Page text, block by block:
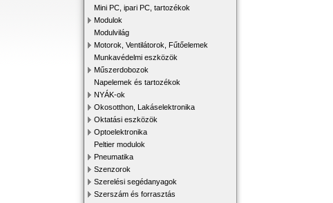
Mini PC, ipari PC, tartozékok
Modulok
Modulvilág
Motorok, Ventilátorok, Fűtőelemek
Munkavédelmi eszközök
Műszerdobozok
Napelemek és tartozékok
NYÁK-ok
Okosotthon, Lakáselektronika
Oktatási eszközök
Optoelektronika
Peltier modulok
Pneumatika
Szenzorok
Szerelési segédanyagok
Szerszám és forrasztás